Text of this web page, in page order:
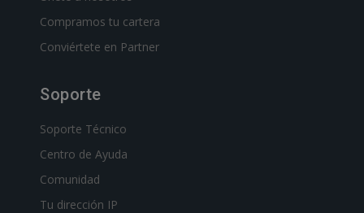
Compramos tu cartera
Conviértete en Partner
Soporte
Soporte Técnico
Centro de Ayuda
Comunidad
Tu dirección IP